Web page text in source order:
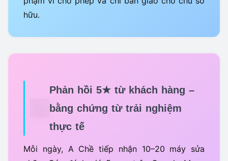
hữu.
Phản hồi 5★ từ khách hàng –
bằng chứng từ trải nghiệm
thực tế
Mỗi ngày, A Chề tiếp nhận 10–20 máy sửa